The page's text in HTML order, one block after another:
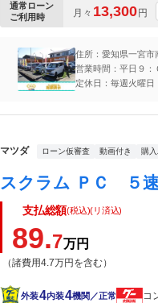
通常ローン
ご利用時
月々 13,300円
住所：愛知県一宮市
営業時間：平日９
９：００～１８：３０
定休日：毎週火曜
マツダ ローン仮審査 動画付き 購
支払総額(税込)(リ済込)
89.7万円
（諸費用4.7万円を含む）
外装4内装4機関／正常 コ